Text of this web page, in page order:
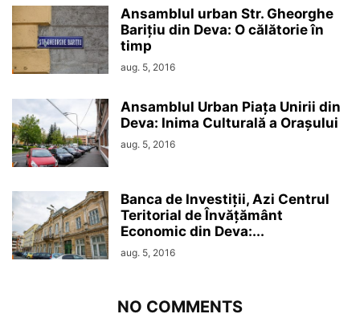
Ansamblul urban Str. Gheorghe
Barițiu din Deva: O călătorie în
timp
aug. 5, 2016
Ansamblul Urban Piața Unirii din
Deva: Inima Culturală a Orașului
aug. 5, 2016
Banca de Investiții, Azi Centrul
Teritorial de Învățământ
Economic din Deva:...
aug. 5, 2016
NO COMMENTS